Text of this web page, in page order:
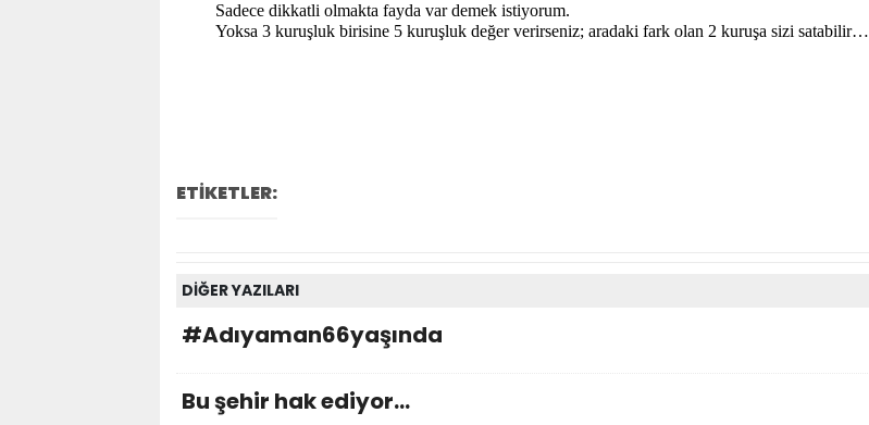
Sadece dikkatli olmakta fayda var demek istiyorum.
Yoksa 3 kuruşluk birisine 5 kuruşluk değer verirseniz; aradaki fark olan 2 kuruşa sizi satabilir…
ETİKETLER:
DİĞER YAZILARI
#Adıyaman66yaşında
Bu şehir hak ediyor…